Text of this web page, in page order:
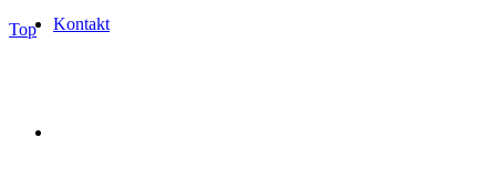
Kontakt
Top